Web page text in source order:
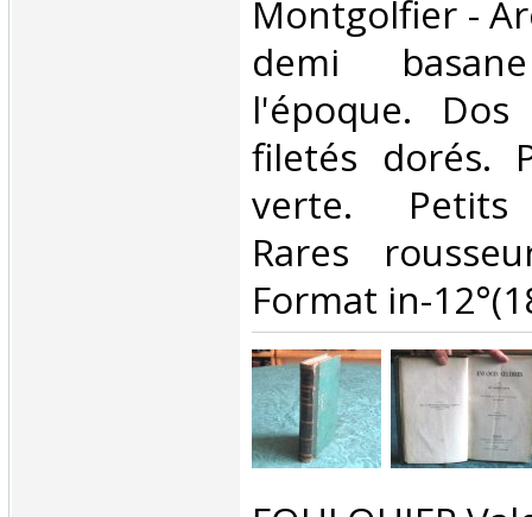
Montgolfier -
demi
l'époque.
filetés dorés.
verte. Petits
Rares
Format in-